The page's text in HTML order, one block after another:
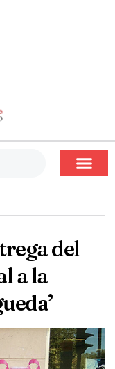
del
a la